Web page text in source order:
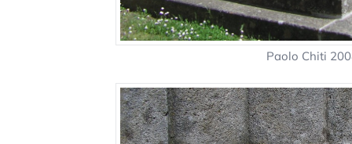
Paolo Chiti